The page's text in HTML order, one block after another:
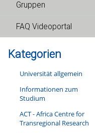
Gruppen
FAQ Videoportal
Kategorien
Universität allgemein
Informationen zum
Studium
ACT - Africa Centre for
Transregional Research